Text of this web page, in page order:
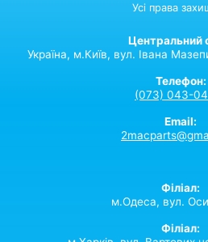
Усі права
Центральний
Україна, м.Київ, вул. Івана
Телефон:
(073) 043-
Email:
Філіал:
м.Одеса, вул.
Філіал: